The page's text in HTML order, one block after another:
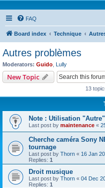
FAQ
Board index Technique
Autres problèmes
Moderators: Guido Lully
New Topic
13
Note : Utilisation "Autre"
Last post by maintenance «
Cherche caméra Sony
tournage
Last post by Thorn « 16 Jan
Replies: 1
Droit musique
Last post by Thorn « 04 Dec
Replies: 1